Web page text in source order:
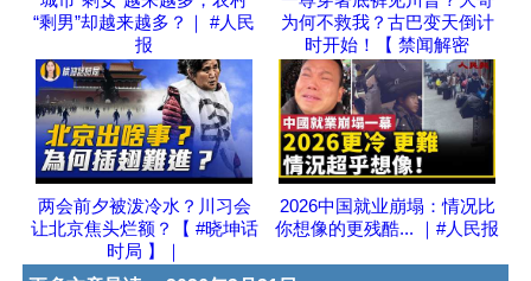
“剩男”却越来越多？｜ #人民
报
为何不救我？古巴变天倒计
时开始！【 禁闻解密
两会前夕被泼冷水？川习会
让北京焦头烂额？【 #晓坤话
时局 】｜
2026中国就业崩塌：情况比
你想像的更残酷... ｜#人民报